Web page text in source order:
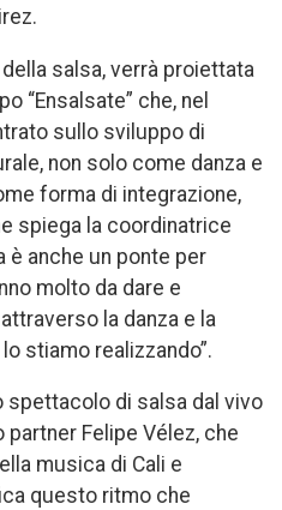
salsa, verrà proiettata
“Ensalsate” che, nel
sullo sviluppo di
non solo come danza e
forma di integrazione,
spiega la coordinatrice
è anche un ponte per
molto da dare e
la danza e la
stiamo realizzando”.
spettacolo di salsa dal vivo
partner Felipe Vélez, che
musica di Cali e
questo ritmo che